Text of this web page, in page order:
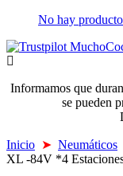
No hay
Informamos que
se pueden
Inicio ➤ Neumáticos
XL -84V *4